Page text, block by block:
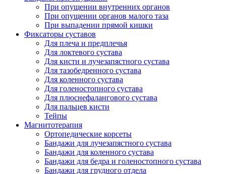
При опущении внутренних органов
При опущении органов малого таза
При выпадении прямой кишки
Фиксаторы суставов
Для плеча и предплечья
Для локтевого сустава
Для кисти и лучезапястного сустава
Для тазобедренного сустава
Для коленного сустава
Для голеностопного сустава
Для плюснефалангового сустава
Для пальцев кисти
Тейпы
Магнитотерапия
Ортопедические корсеты
Бандажи для лучезапястного сустава
Бандажи для коленного сустава
Бандажи для бедра и голеностопного сустава
Бандажи для грудного отдела